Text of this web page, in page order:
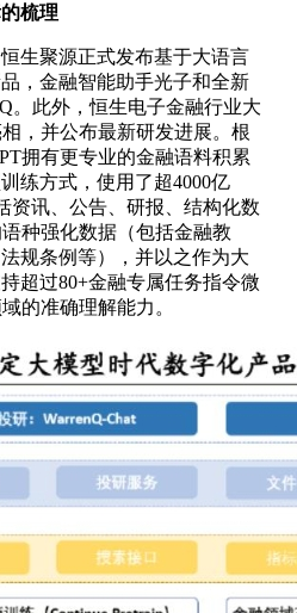
梳理
生聚源正式发布基于大语言
，金融智能助手光子和全新
。此外，恒生电子金融行业大
，并公布最新研发进展。根
拥有更专业的金融语料积累
练方式，使用了超4000亿
资讯、公告、研报、结构化数
种强化数据（包括金融教
规条例等），并以之作为大
超过80+金融专属任务指令微
的准确理解能力。